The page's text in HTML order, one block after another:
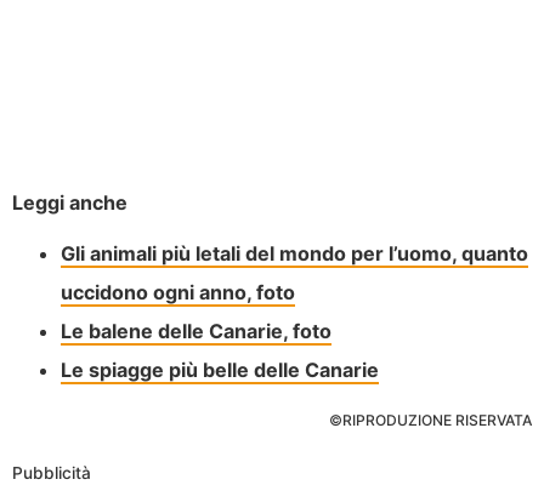
Leggi anche
Gli animali più letali del mondo per l’uomo, quanto
uccidono ogni anno, foto
Le balene delle Canarie, foto
Le spiagge più belle delle Canarie
©RIPRODUZIONE RISERVATA
Pubblicità